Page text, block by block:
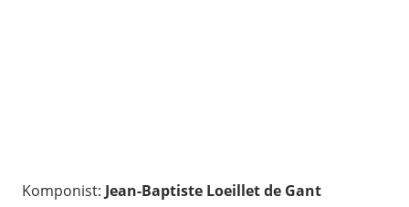
Komponist: Jean-Baptiste Loeillet de Gant